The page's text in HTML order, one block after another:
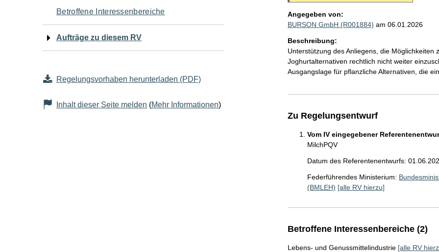
Seiteninhalt
Betroffene Interessenbereiche
Aufträge zu diesem RV
Regelungsvorhaben herunterladen (PDF)
Inhalt dieser Seite melden (Mehr Informationen)
Angegeben von:
BURSON GmbH (R001884) am 06.01.2026
Beschreibung:
Unterstützung des Anliegens, die Möglichkeiten
Joghurtalternativen rechtlich nicht weiter
Ausgangslage für pflanzliche Alternativen, die
Zu Regelungsentwurf
Vom IV eingegebener
MilchPQV
Datum des Referentenentwurfs:
Federführendes Ministerium:
(BMLEH) [alle RV hierzu]
Betroffene Interessenbereiche (2)
Lebens- und Genussmittelindustrie [alle RV